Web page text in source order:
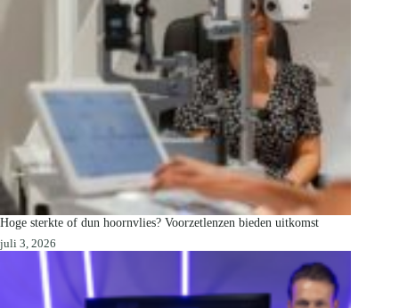
Hoge sterkte of dun hoornvlies? Voorzetlenzen bieden uitkomst
juli 3, 2026